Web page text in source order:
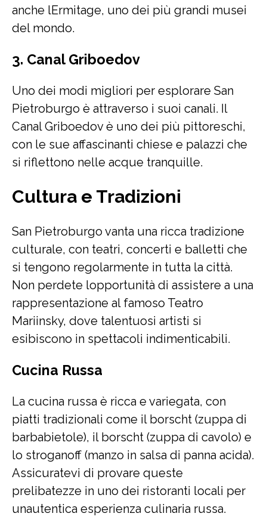
anche lErmitage, uno dei più grandi musei
del mondo.
3. Canal Griboedov
Uno dei modi migliori per esplorare San
Pietroburgo è attraverso i suoi canali. Il
Canal Griboedov è uno dei più pittoreschi,
con le sue affascinanti chiese e palazzi che
si riflettono nelle acque tranquille.
Cultura e Tradizioni
San Pietroburgo vanta una ricca tradizione
culturale, con teatri, concerti e balletti che
si tengono regolarmente in tutta la città.
Non perdete lopportunità di assistere a una
rappresentazione al famoso Teatro
Mariinsky, dove talentuosi artisti si
esibiscono in spettacoli indimenticabili.
Cucina Russa
La cucina russa è ricca e variegata, con
piatti tradizionali come il borscht (zuppa di
barbabietole), il borscht (zuppa di cavolo) e
lo stroganoff (manzo in salsa di panna acida).
Assicuratevi di provare queste
prelibatezze in uno dei ristoranti locali per
unautentica esperienza culinaria russa.